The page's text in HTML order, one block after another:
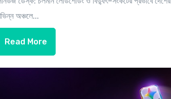
অঞ্চলে...
Read More